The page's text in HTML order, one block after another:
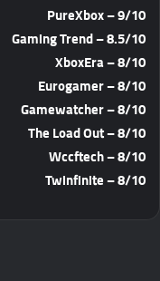
9/10 – PureXbox
8.5/10 – Gaming Trend
8/10 – XboxEra
8/10 – Eurogamer
8/10 – Gamewatcher
8/10 – The Load Out
8/10 – Wccftech
8/10 – Twinfinite